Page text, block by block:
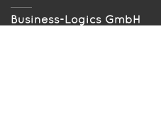
Business-Logics GmbH